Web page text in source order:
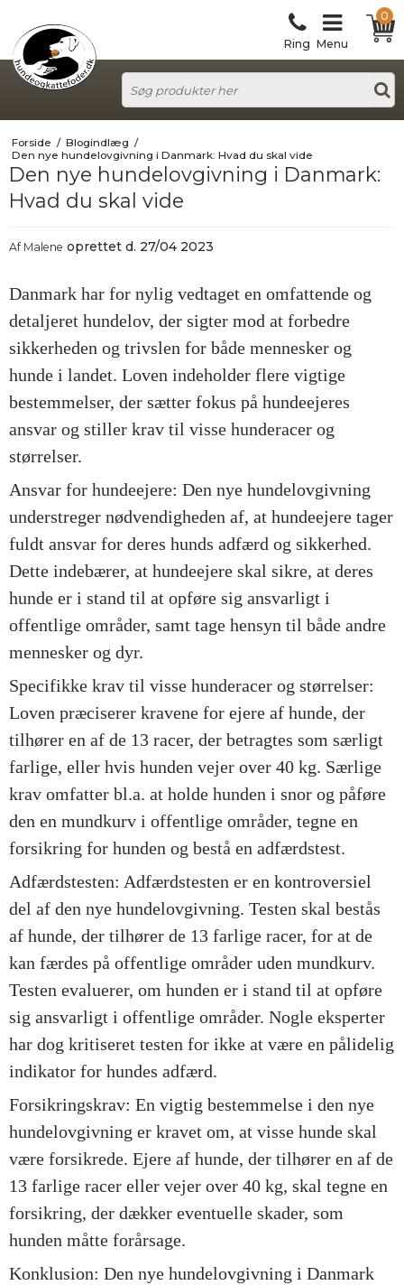
Ring Menu
0
Forside / Blogindlæg /
Den nye hundelovgivning i Danmark: Hvad du skal vide
Den nye hundelovgivning i Danmark:
Hvad du skal vide
Af Malene oprettet d. 27/04 2023
Danmark har for nylig vedtaget en omfattende og
detaljeret hundelov, der sigter mod at forbedre
sikkerheden og trivslen for både mennesker og
hunde i landet. Loven indeholder flere vigtige
bestemmelser, der sætter fokus på hundeejeres
ansvar og stiller krav til visse hunderacer og
størrelser.
Ansvar for hundeejere: Den nye hundelovgivning
understreger nødvendigheden af, at hundeejere tager
fuldt ansvar for deres hunds adfærd og sikkerhed.
Dette indebærer, at hundeejere skal sikre, at deres
hunde er i stand til at opføre sig ansvarligt i
offentlige områder, samt tage hensyn til både andre
mennesker og dyr.
Specifikke krav til visse hunderacer og størrelser:
Loven præciserer kravene for ejere af hunde, der
tilhører en af de 13 racer, der betragtes som særligt
farlige, eller hvis hunden vejer over 40 kg. Særlige
krav omfatter bl.a. at holde hunden i snor og påføre
den en mundkurv i offentlige områder, tegne en
forsikring for hunden og bestå en adfærdstest.
Adfærdstesten: Adfærdstesten er en kontroversiel
del af den nye hundelovgivning. Testen skal bestås
af hunde, der tilhører de 13 farlige racer, for at de
kan færdes på offentlige områder uden mundkurv.
Testen evaluerer, om hunden er i stand til at opføre
sig ansvarligt i offentlige områder. Nogle eksperter
har dog kritiseret testen for ikke at være en pålidelig
indikator for hundes adfærd.
Forsikringskrav: En vigtig bestemmelse i den nye
hundelovgivning er kravet om, at visse hunde skal
være forsikrede. Ejere af hunde, der tilhører en af de
13 farlige racer eller vejer over 40 kg, skal tegne en
forsikring, der dækker eventuelle skader, som
hunden måtte forårsage.
Konklusion: Den nye hundelovgivning i Danmark